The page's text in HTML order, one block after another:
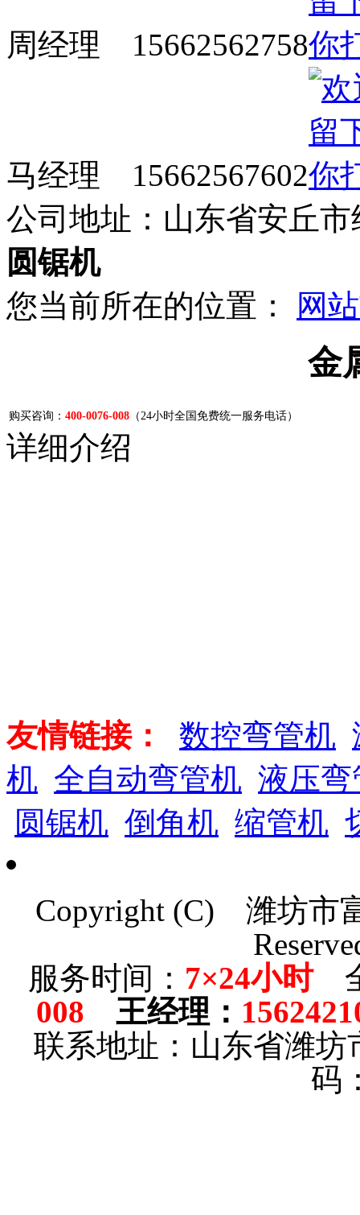
周经理 15662562758
马经理 15662567602
公司地址：山东省安丘
圆锯机
您当前所在的位置：
网
金
购买咨询： 400-0076-008 （24小时全国免费统一服务电话）
详细介绍
友情链接： 数控弯管机
机 全自动弯管机 液压弯
圆锯机 倒角机 缩管机
Copyright (C) 潍坊市
服务时间： 7×24小时全
008 王经理 ：
联系地址：山东省潍
码